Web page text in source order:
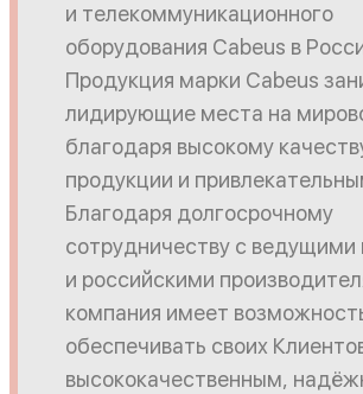
и телекоммуникационного
оборудования Cabeus в
Продукция марки Cabeus
лидирующие места на
благодаря высокому
продукции и
Благодаря долгосрочному
сотрудничеству с
и российскими
компания имеет
обеспечивать своих
высококачественным,